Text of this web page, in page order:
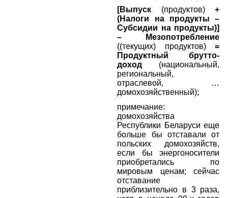
[Выпуск (продуктов)+
(Налоги на продукты –
Субсидии на продукты)]
– Мезопотребление
((текущих) продуктов)=
Продуктный брутто-
доход (национальный,
региональный,
отраслевой, …
домохозяйственный);
примечание:
домохозяйства
Республики Беларуси еще
больше бы отставали от
польских домохозяйств,
если бы энергоносители
приобретались по
мировым ценам; сейчас
отставание
приблизительно в 3 раза,